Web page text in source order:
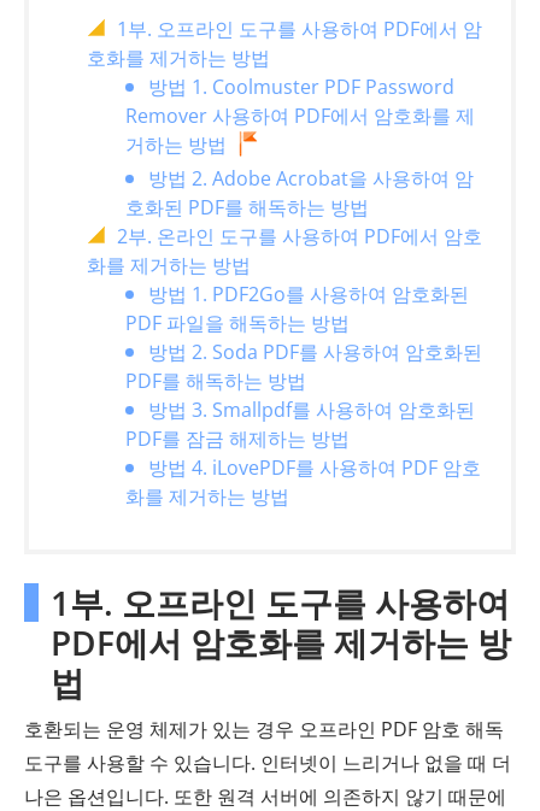
1부. 오프라인 도구를 사용하여 PDF에서 암
호화를 제거하는 방법
방법 1. Coolmuster PDF Password
Remover 사용하여 PDF에서 암호화를 제
거하는 방법
방법 2. Adobe Acrobat을 사용하여 암
호화된 PDF를 해독하는 방법
2부. 온라인 도구를 사용하여 PDF에서 암호
화를 제거하는 방법
방법 1. PDF2Go를 사용하여 암호화된
PDF 파일을 해독하는 방법
방법 2. Soda PDF를 사용하여 암호화된
PDF를 해독하는 방법
방법 3. Smallpdf를 사용하여 암호화된
PDF를 잠금 해제하는 방법
방법 4. iLovePDF를 사용하여 PDF 암호
화를 제거하는 방법
1부. 오프라인 도구를 사용하여
PDF에서 암호화를 제거하는 방
법
호환되는 운영 체제가 있는 경우 오프라인 PDF 암호 해독
도구를 사용할 수 있습니다. 인터넷이 느리거나 없을 때 더
나은 옵션입니다. 또한 원격 서버에 의존하지 않기 때문에